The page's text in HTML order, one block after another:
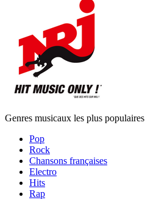
Genres musicaux les plus populaires
Pop
Rock
Chansons françaises
Electro
Hits
Rap